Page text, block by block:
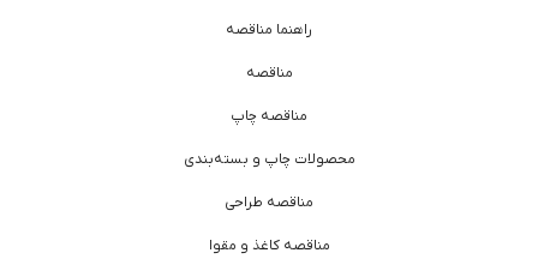
راهنما مناقصه
مناقصه
مناقصه چاپ
محصولات چاپ و بسته‌بندی
مناقصه طراحی
مناقصه کاغذ و مقوا